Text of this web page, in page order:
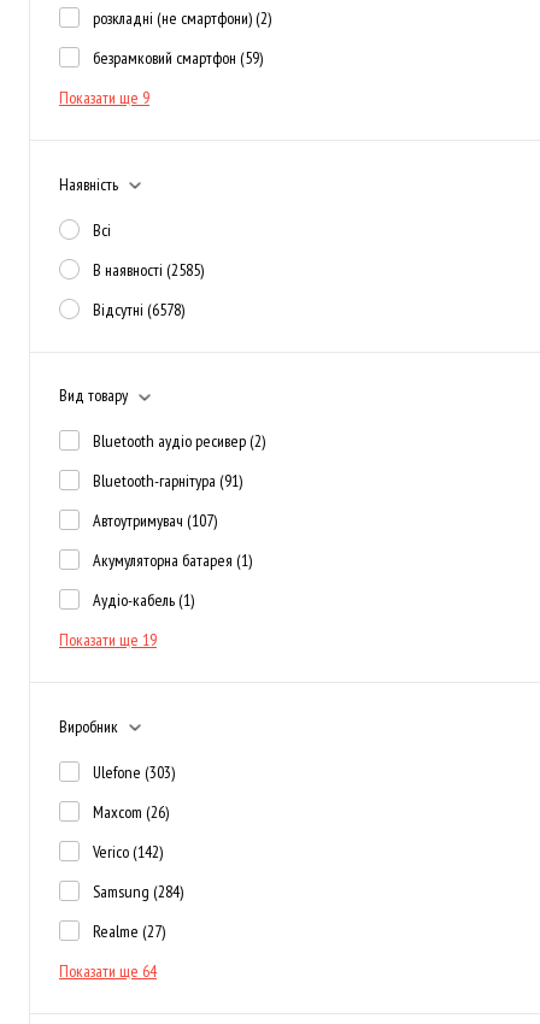
розкладні (не смартфони) (2)
безрамковий смартфон (59)
Показати ще 9
Наявність
Всі
В наявності (2585)
Відсутні (6578)
Вид товару
Bluetooth аудіо ресивер (2)
Bluetooth-гарнітура (91)
Автоутримувач (107)
Акумуляторна батарея (1)
Аудіо-кабель (1)
Показати ще 19
Виробник
Ulefone (303)
Maxcom (26)
Verico (142)
Samsung (284)
Realme (27)
Показати ще 64